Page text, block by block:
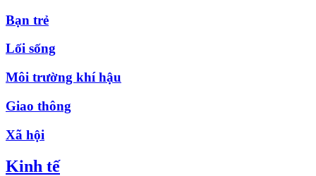
Bạn trẻ
Lối sống
Môi trường khí hậu
Giao thông
Xã hội
Kinh tế